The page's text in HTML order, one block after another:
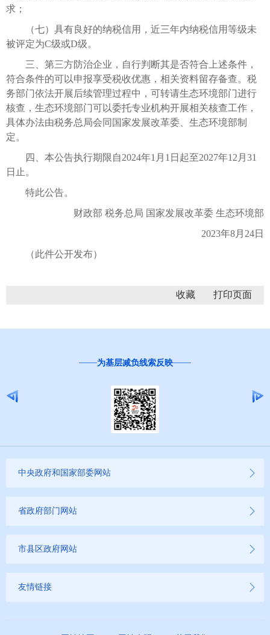
求；
（七）具有良好的纳税信用，近三年内纳税信用等级未
被评定为C级或D级。
三、第三方防治企业，自行判断其是否符合上述条件，
符合条件的可以申报享受税收优惠，相关资料留存备查。税
务部门依法开展后续管理过程中，可转请生态环境部门进行
核查，生态环境部门可以委托专业机构开展相关核查工作，
具体办法由税务总局会同国家发展改革委、生态环境部制
定。
四、本公告执行期限自2024年1月1日起至2027年12月31
日止。
特此公告。
财政部 税务总局 国家发展改革委 生态环境部
2023年8月24日
（此件公开发布）
收藏
为基层减负线索反映
中央政府和国家部委网站
省政府部门网站
市县区政府网站
友情链接